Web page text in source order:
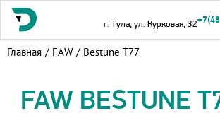
г. Тула, ул. Курковая, 32
Главная / FAW / Bestune T77
FAW BESTUNE